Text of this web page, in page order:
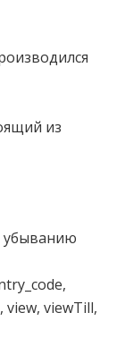
из
убыванию
view, viewTill,